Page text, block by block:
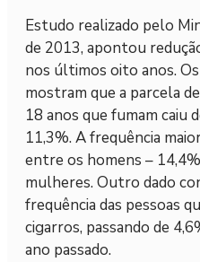
Estudo realizado pelo
de 2013, apontou
nos últimos oito anos. Os
mostram que a parcela
18 anos que fumam caiu
11,3%. A frequência
entre os homens –
mulheres. Outro dado
frequência das pessoas
cigarros, passando de
ano passado.